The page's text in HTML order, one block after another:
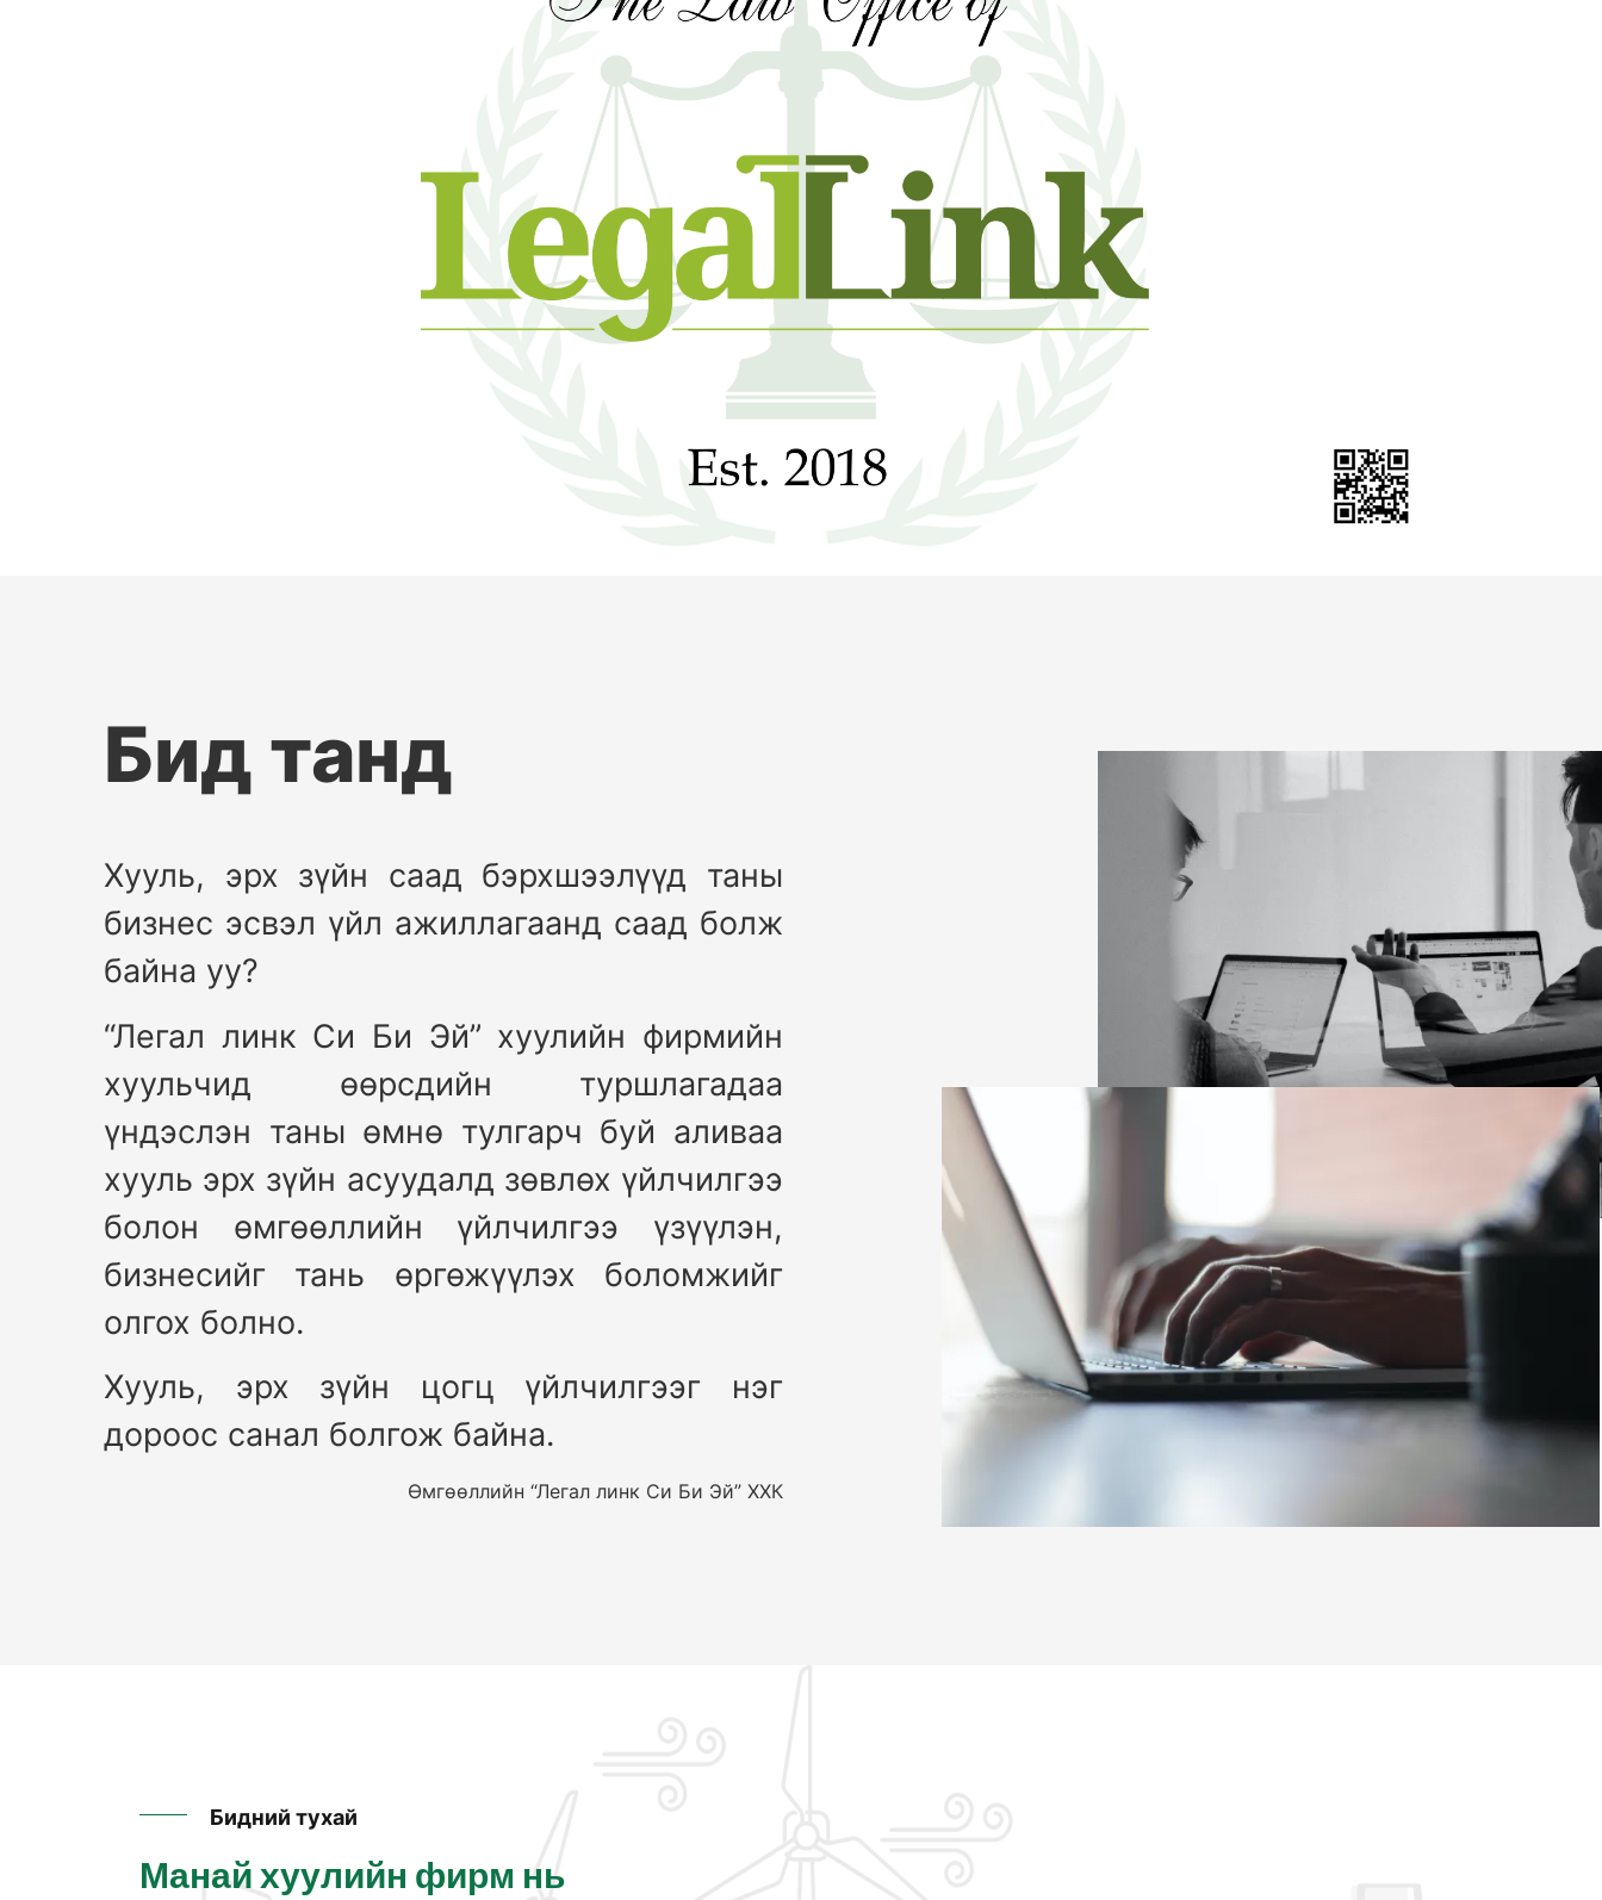
Бид танд
Хууль, эрх зүйн саад бэрхшээлүүд таны
бизнес эсвэл үйл ажиллагаанд саад болж
байна уу?
“Легал линк Си Би Эй” хуулийн фирмийн
хуульчид өөрсдийн туршлагадаа
үндэслэн таны өмнө тулгарч буй аливаа
хууль эрх зүйн асуудалд зөвлөх үйлчилгээ
болон өмгөөллийн үйлчилгээ үзүүлэн,
бизнесийг тань өргөжүүлэх боломжийг
олгох болно.
Хууль, эрх зүйн цогц үйлчилгээг нэг
дороос санал болгож байна.
Өмгөөллийн “Легал линк Си Би Эй” ХХК
Бидний тухай
Манай хуулийн фирм нь